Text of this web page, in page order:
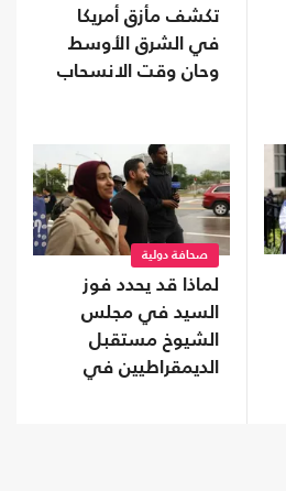
تكشف مأزق أمريكا
في الشرق الأوسط
وحان وقت الانسحاب
صحافة دولية
لماذا قد يحدد فوز
السيد في مجلس
الشيوخ مستقبل
الديمقراطيين في